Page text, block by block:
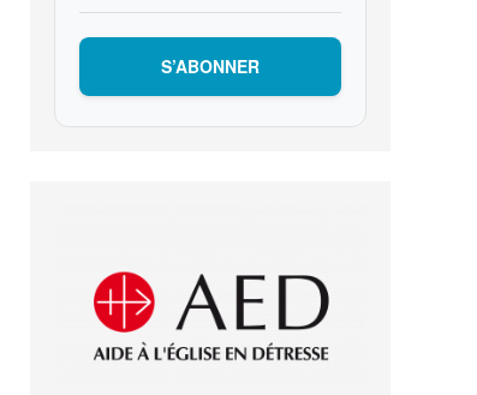
S’ABONNER